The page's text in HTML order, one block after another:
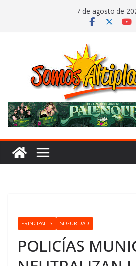
7 de agosto de
PRINCIPALES SEGURIDAD
POLICÍAS